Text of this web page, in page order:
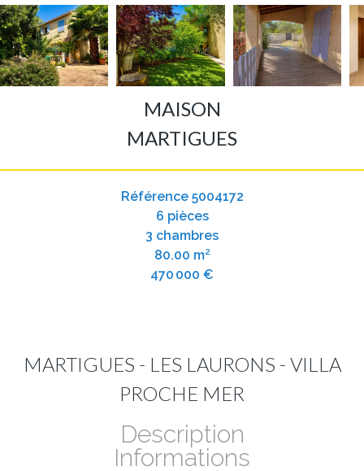
MAISON
MARTIGUES
Référence5004172
6 pièces
3 chambres
80.00 m²
470 000 €
MARTIGUES - LES LAURONS - VILLA
PROCHE MER
Description
Informations